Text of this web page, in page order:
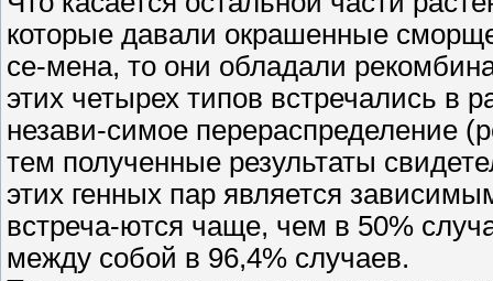
которые давали окрашенные
се-мена, то они обладали
этих четырех типов встречались в
незави-симое перераспределение
тем полученные результаты
этих генных пар является
встреча-ются чаще, чем в 50%
между собой в 96,4% случаев.